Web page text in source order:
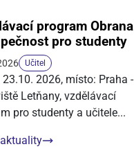
program Obrana
pro studenty
Učitel
2026, místo: Praha -
Letňany, vzdělávací
pro studenty a učitele...